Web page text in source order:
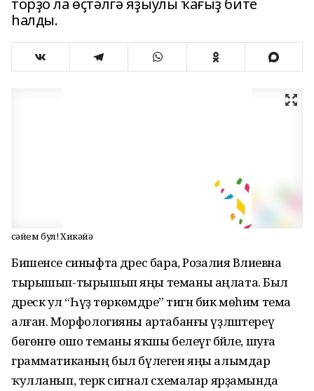
торҙо ла өҫтәлгә яҙыулы ҡағыҙ бите
һалды.
Әсәйем бул! Хикәйә
Бишенсе синыфта дәрес бара, Розалия Вәлиевна
тырышып-тырышып яңы теманы аңлата. Был
дәрескә ул “Һүҙ төркөмдәре” тигән бик мөһим тема
алған. Морфологияны артабанғы үҙләштереү
бөгөнгө ошо теманы яҡшы белеүгә бәйле, шуға
грамматиканың был бүлеген яңы алымдар
ҡулланып, терәк сигнал схемалар ярҙамында